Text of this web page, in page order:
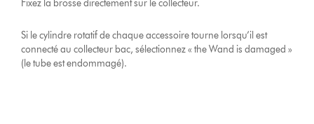
Fixez la brosse directement sur le collecteur.
Si le cylindre rotatif de chaque accessoire tourne lorsqu’il est
connecté au collecteur bac, sélectionnez « the Wand is damaged »
(le tube est endommagé).